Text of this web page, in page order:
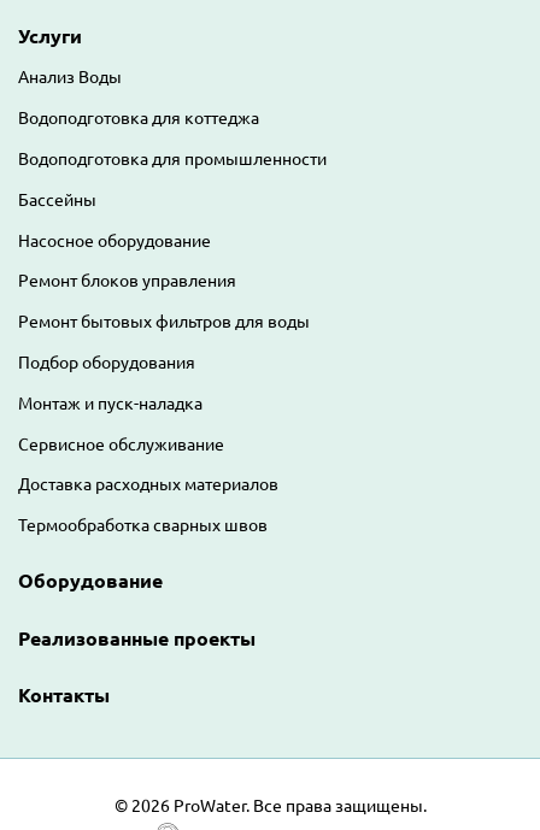
Услуги
Анализ Воды
Водоподготовка для коттеджа
Водоподготовка для промышленности
Бассейны
Насосное оборудование
Ремонт блоков управления
Ремонт бытовых фильтров для воды
Подбор оборудования
Монтаж и пуск-наладка
Сервисное обслуживание
Доставка расходных материалов
Термообработка сварных швов
Оборудование
Реализованные проекты
Контакты
©2026 ProWater. Все права защищены.